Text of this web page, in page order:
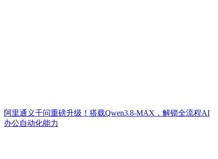
阿里通义千问重磅升级！搭载Qwen3.8-MAX，解锁全流程AI
办公自动化能力